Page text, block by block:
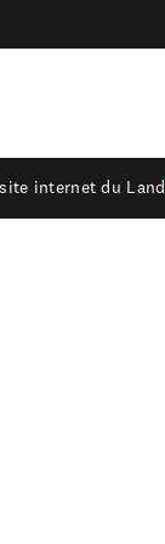
internet du Land